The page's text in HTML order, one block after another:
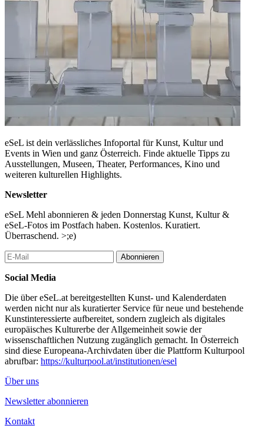
eSeL ist dein verlässliches Infoportal für Kunst, Kultur und
Events in Wien und ganz Österreich. Finde aktuelle Tipps zu
Ausstellungen, Museen, Theater, Performances, Kino und
weiteren kulturellen Highlights.
Newsletter
eSeL Mehl abonnieren & jeden Donnerstag Kunst, Kultur &
eSeL-Fotos im Postfach haben. Kostenlos. Kuratiert.
Überraschend. >;e)
Abonnieren
Social Media
Die über eSeL.at bereitgestellten Kunst- und Kalenderdaten
werden nicht nur als kuratierter Service für neue und bestehende
Kunstinteressierte aufbereitet, sondern zugleich als digitales
europäisches Kulturerbe der Allgemeinheit sowie der
wissenschaftlichen Nutzung zugänglich gemacht. In Österreich
sind diese Europeana-Archivdaten über die Plattform Kulturpool
abrufbar: https://kulturpool.at/institutionen/esel
Über uns
Newsletter abonnieren
Kontakt